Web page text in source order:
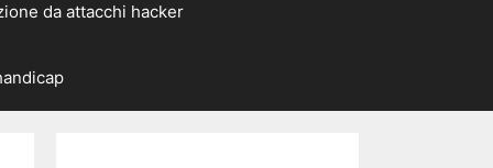
da attacchi hacker